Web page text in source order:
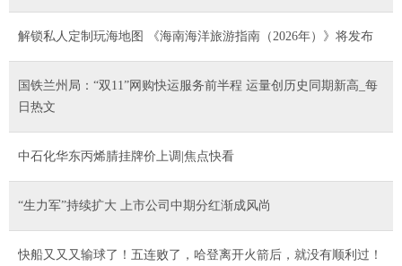
解锁私人定制玩海地图 《海南海洋旅游指南（2026年）》将发布
国铁兰州局：“双11”网购快运服务前半程 运量创历史同期新高_每
日热文
中石化华东丙烯腈挂牌价上调|焦点快看
“生力军”持续扩大 上市公司中期分红渐成风尚
快船又又又输球了！五连败了，哈登离开火箭后，就没有顺利过！